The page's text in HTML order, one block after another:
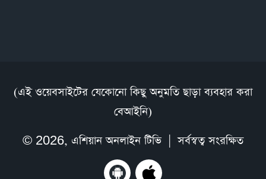
(এই ওয়েবসাইটের যেকোনো কিছু অনুমতি ছাড়া ব্যবহার করা
বেআইনি)
© 2026, এশিয়ান অনলাইন টিভি| সর্বস্বত্ব সংরক্ষিত